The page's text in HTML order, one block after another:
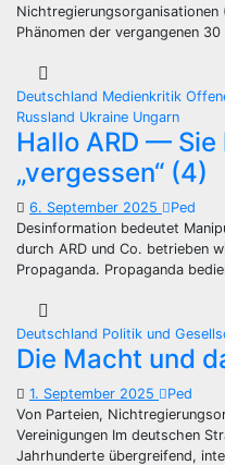
Nichtregierungsorganisationen
Phänomen der vergangenen
Deutschland Medienkritik
Russland Ukraine Ungarn
Hallo ARD —
„vergessen“ (4)
6. September 2025
Ped
Desinformation bedeutet
durch ARD und Co. betrieben
Propaganda. Propaganda
Deutschland Politik und
Die Macht und
1. September 2025
Ped
Von Parteien,
Vereinigungen Im deutschen
Jahrhunderte übergreifend,